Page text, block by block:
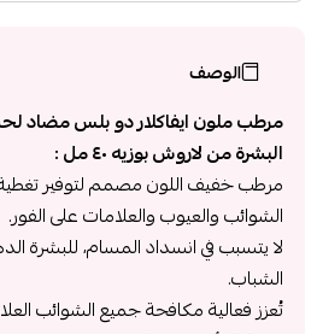
الوصف
مرطب ملون ايفاكلار دو بلس مضاد
البشرة من لاروش بوزيه ٤٠ مل :
مرطب خفيف اللون مصمم لتوفير
الشوائب والعيوب والعلامات على الفور.
لا يتسبب في انسداد المسام، للبشرة
الشباب.
تُعزز فعالية مكافحة جميع الشوائب